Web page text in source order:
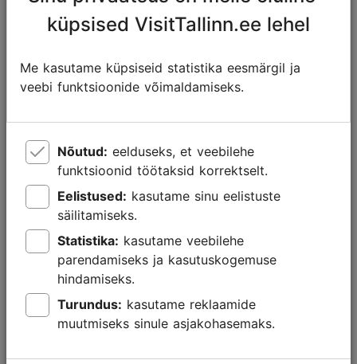
Tallinnast leiad elava ja areneva restorani- ning
põnevatest maitsetest.
ambitsioonikad kokad, kes on omandanud kogemusi
maailma parimates köökides ja kujundavad nüüd
kohaliku kokakunsti uut nägu. Olulised märksõnad on
puhas hooajaline tooraine ning mõjud Skandinaavia,
Saksa ja Vene köögist. Samas leiab siit suurepäraseid
näiteid kogu maailma rahvusköökidest.
Iga Tallinna naabruskond pakub kulinaarset
avastamisrõõmu. Vaikselt kõrvaltänavalt võid leida
maailma parima pitsakoha või tunda tsaariaegses
tööstuskvartalist jalutades korraga värskelt röstitud
kohvi lõhna.
küpsised VisitTallinn.ee lehel
Me kasutame küpsiseid statistika eesmärgil ja
veebi funktsioonide võimaldamiseks.
Nõutud:
funktsioonid töötaksid korrektselt.
Eelistused:
säilitamiseks.
Statistika:
parendamiseks ja kasutuskogemuse
hindamiseks.
Turundus:
muutmiseks sinule asjakohasemaks.